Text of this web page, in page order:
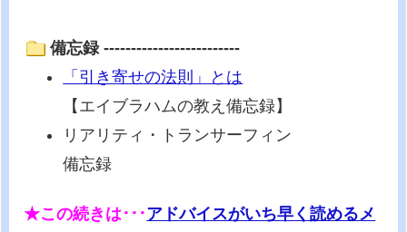
備忘録 -------------------------
「引き寄せの法則」とは
【エイブラハムの教え備忘録】
リアリティ・トランサーフィン
備忘録
★この続きは･･･アドバイスがいち早く読めるメ